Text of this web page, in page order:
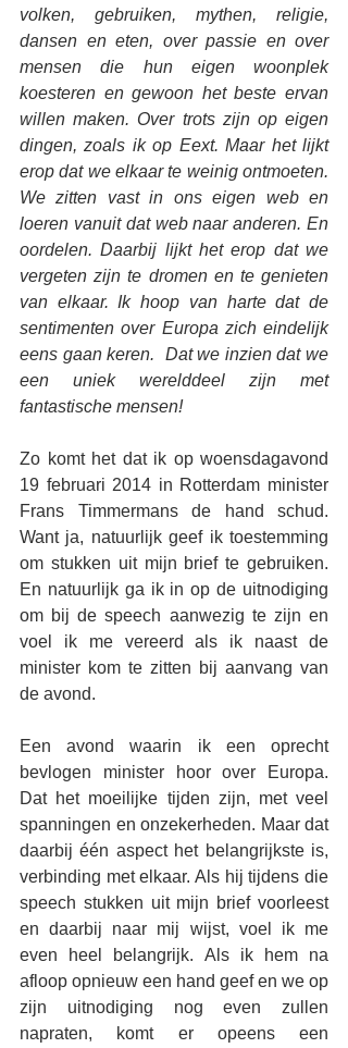
volken, gebruiken, mythen, religie,
dansen en eten, over passie en over
mensen die hun eigen woonplek
koesteren en gewoon het beste ervan
willen maken. Over trots zijn op eigen
dingen, zoals ik op Eext. Maar het lijkt
erop dat we elkaar te weinig ontmoeten.
We zitten vast in ons eigen web en
loeren vanuit dat web naar anderen. En
oordelen. Daarbij lijkt het erop dat we
vergeten zijn te dromen en te genieten
van elkaar. Ik hoop van harte dat de
sentimenten over Europa zich eindelijk
eens gaan keren.  Dat we inzien dat we
een uniek werelddeel zijn met
fantastische mensen!
Zo komt het dat ik op woensdagavond
19 februari 2014 in Rotterdam minister
Frans Timmermans de hand schud.
Want ja, natuurlijk geef ik toestemming
om stukken uit mijn brief te gebruiken.
En natuurlijk ga ik in op de uitnodiging
om bij de speech aanwezig te zijn en
voel ik me vereerd als ik naast de
minister kom te zitten bij aanvang van
de avond.
Een avond waarin ik een oprecht
bevlogen minister hoor over Europa.
Dat het moeilijke tijden zijn, met veel
spanningen en onzekerheden. Maar dat
daarbij één aspect het belangrijkste is,
verbinding met elkaar. Als hij tijdens die
speech stukken uit mijn brief voorleest
en daarbij naar mij wijst, voel ik me
even heel belangrijk. Als ik hem na
afloop opnieuw een hand geef en we op
zijn uitnodiging nog even zullen
napraten, komt er opeens een